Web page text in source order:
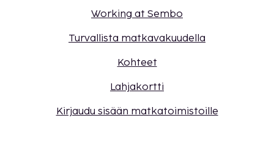
Working at Sembo
Turvallista matkavakuudella
Kohteet
Lahjakortti
Kirjaudu sisään matkatoimistoille